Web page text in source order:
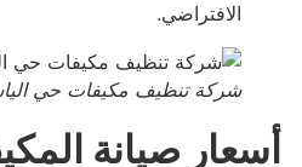
الافتراضي .
شركة تنظيف مكيفات حي
صيانة